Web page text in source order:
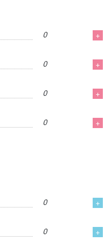
0 +
0 +
0 +
0 +
0 +
0 +